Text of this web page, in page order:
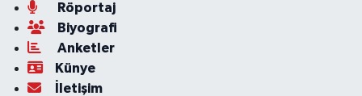
Röportaj
Biyografi
Anketler
Künye
İletişim